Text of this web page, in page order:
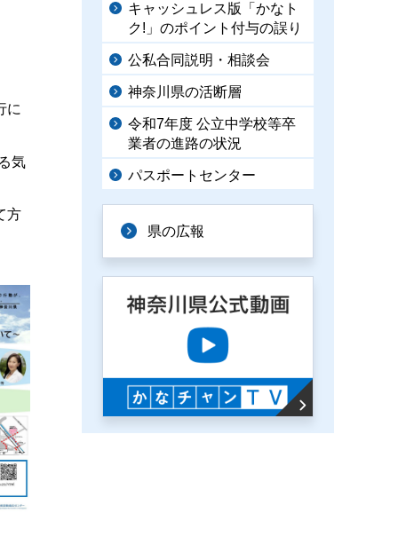
に
気
方
キャッシュレス版「かなト
ク!」のポイント付与の誤り
公私合同説明・相談会
神奈川県の活断層
令和7年度 公立中学校等卒
業者の進路の状況
パスポートセンター
県の広報